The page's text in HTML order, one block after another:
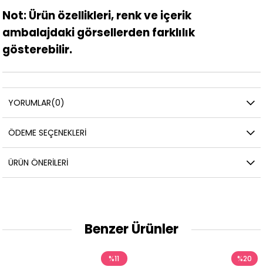
Not: Ürün özellikleri, renk ve içerik
ambalajdaki görsellerden farklılık
gösterebilir.
YORUMLAR(0)
ÖDEME SEÇENEKLERI
ÜRÜN ÖNERILERI
Benzer Ürünler
%11 %20